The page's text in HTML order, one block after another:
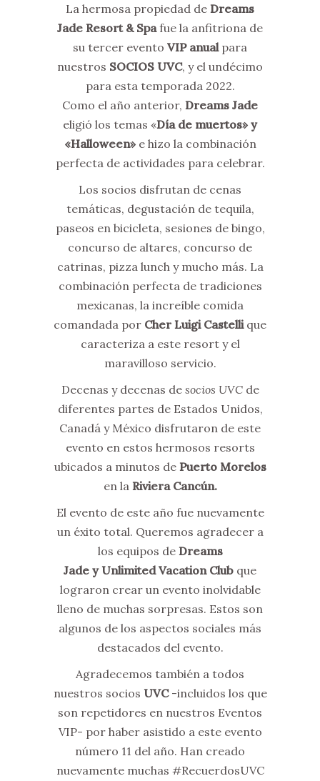
La hermosa propiedad de Dreams
Jade Resort & Spafue la anfitriona de
su tercer evento VIP anualpara
nuestros SOCIOS UVC, y el undécimo
para esta temporada 2022.
Como el año anterior, Dreams Jade
eligió los temas «Día de muertos» y
«Halloween»e hizo la combinación
perfecta de actividades para celebrar.
Los socios disfrutan de cenas
temáticas, degustación de tequila,
paseos en bicicleta, sesiones de bingo,
concurso de altares, concurso de
catrinas, pizza lunch y mucho más. La
combinación perfecta de tradiciones
mexicanas, la increíble comida
comandada por Cher Luigi Castellique
caracteriza a este resort y el
maravilloso servicio.
Decenas y decenas de socios UVCde
diferentes partes de Estados Unidos,
Canadá y México disfrutaron de este
evento en estos hermosos resorts
ubicados a minutos de Puerto Morelos
en la Riviera Cancún.
El evento de este año fue nuevamente
un éxito total. Queremos agradecer a
los equipos de Dreams
Jade y Unlimited Vacation Club que
lograron crear un evento inolvidable
lleno de muchas sorpresas. Estos son
algunos de los aspectos sociales más
destacados del evento.
Agradecemos también a todos
nuestros socios UVC-incluidos los que
son repetidores en nuestros Eventos
VIP- por haber asistido a este evento
número 11 del año. Han creado
nuevamente muchas #RecuerdosUVC